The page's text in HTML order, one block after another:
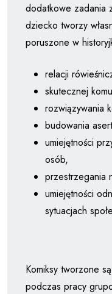
dodatkowe zadania
dziecko tworzy
poruszone w
relacji
skutecznej
rozwiązywania
budowania
umiejętności
osób,
przestrzegania
umiejętności
sytuacjach
Komiksy tworzone
podczas pracy